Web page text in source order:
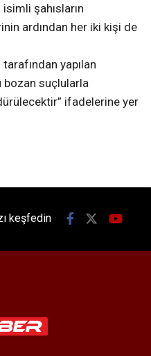
şahısların
ardından her iki kişi de
yapılan
bozan suçlularla
ifadelerine yer
keşfedin